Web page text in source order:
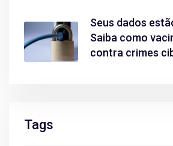
Seus dados
Saiba como
contra crimes
Tags